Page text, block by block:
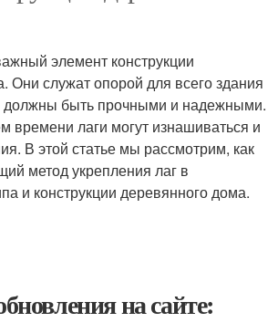
элемент конструкции
Они служат опорой для всего здания
должны быть прочными и надежными.
времени лаги могут изнашиваться и
В этой статье мы рассмотрим, как
метод укрепления лаг в
и конструкции деревянного дома.
на сайте: